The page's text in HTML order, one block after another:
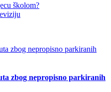
školom?
zbog nepropisno parkiranih